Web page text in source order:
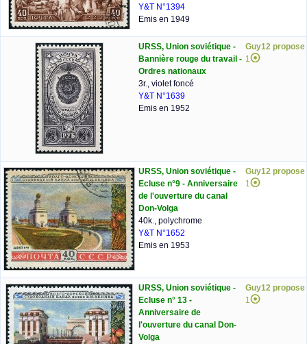
Y&T N°1394
Emis en 1949
URSS, Union soviétique -
Bannière rouge du travail -
Ordres nationaux
3r., violet foncé
Y&T N°1639
Emis en 1952
Guy12 propose
1
URSS, Union soviétique -
Ecluse n°9 - Anniversaire
de l'ouverture du canal
Don-Volga
40k., polychrome
Y&T N°1652
Emis en 1953
Guy12 propose
1
URSS, Union soviétique -
Ecluse n° 13 -
Anniversaire de
l'ouverture du canal Don-
Volga
Guy12 propose
1